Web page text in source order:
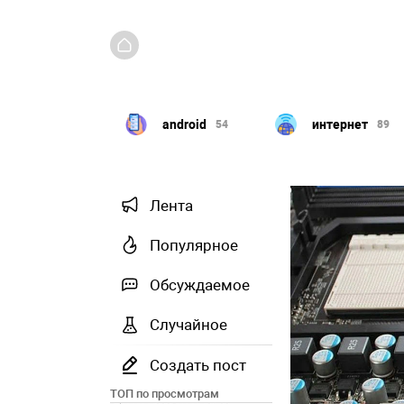
android 54 интернет 89
Лента
Популярное
Обсуждаемое
Случайное
Создать пост
ТОП по просмотрам